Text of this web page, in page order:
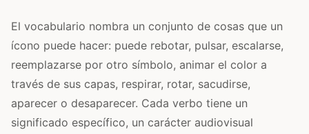
El vocabulario nombra un conjunto de cosas que un
ícono puede hacer: puede rebotar, pulsar, escalarse,
reemplazarse por otro símbolo, animar el color a
través de sus capas, respirar, rotar, sacudirse,
aparecer o desaparecer. Cada verbo tiene un
significado específico, un carácter audiovisual